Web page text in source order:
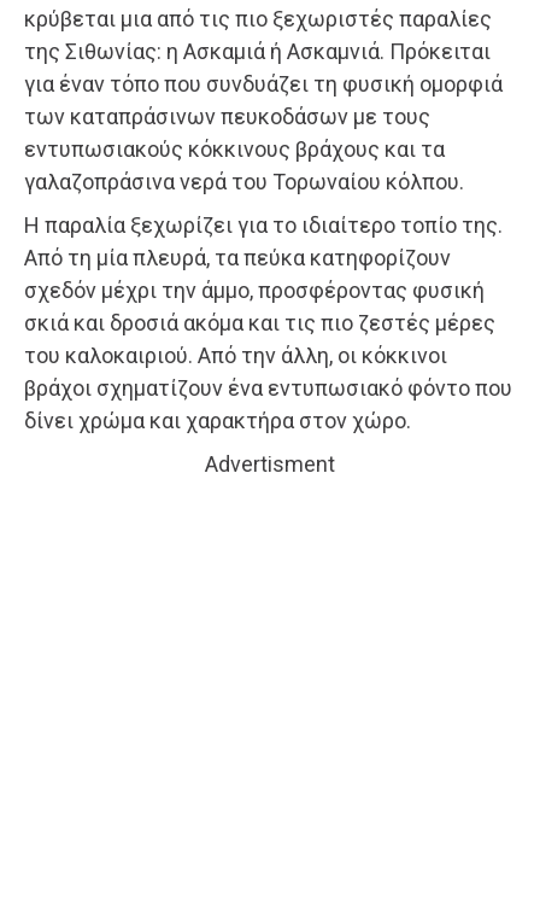
κρύβεται μια από τις πιο ξεχωριστές παραλίες
της Σιθωνίας: η Ασκαμιά ή Ασκαμνιά. Πρόκειται
για έναν τόπο που συνδυάζει τη φυσική ομορφιά
των καταπράσινων πευκοδάσων με τους
εντυπωσιακούς κόκκινους βράχους και τα
γαλαζοπράσινα νερά του Τορωναίου κόλπου.
Η παραλία ξεχωρίζει για το ιδιαίτερο τοπίο της.
Από τη μία πλευρά, τα πεύκα κατηφορίζουν
σχεδόν μέχρι την άμμο, προσφέροντας φυσική
σκιά και δροσιά ακόμα και τις πιο ζεστές μέρες
του καλοκαιριού. Από την άλλη, οι κόκκινοι
βράχοι σχηματίζουν ένα εντυπωσιακό φόντο που
δίνει χρώμα και χαρακτήρα στον χώρο.
Advertisment